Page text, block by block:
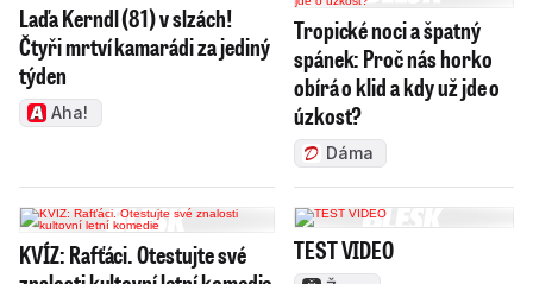
Laďa Kerndl (81) v slzách!
Čtyři mrtví kamarádi za jediný
týden
Aha!
Tropické noci a špatný
spánek: Proč nás horko
obírá o klid a kdy už jde o
úzkost?
Dáma
KVÍZ: Rafťáci. Otestujte své
TEST VIDEO